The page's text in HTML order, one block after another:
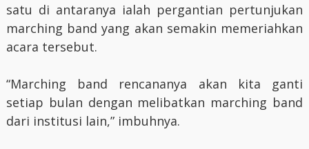
satu di antaranya ialah pergantian pertunjukan
marching band yang akan semakin memeriahkan
acara tersebut.
“Marching band rencananya akan kita ganti
setiap bulan dengan melibatkan marching band
dari institusi lain,” imbuhnya.